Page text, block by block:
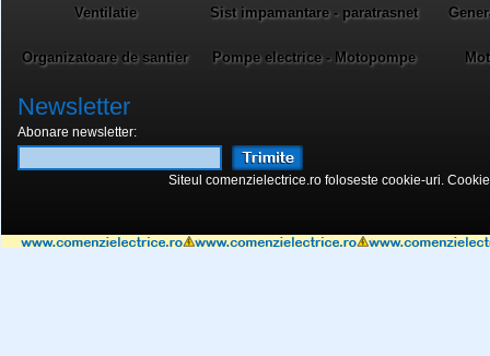
Ventilatie Sist impamantare - paratrasnet
Organizatoare de santier Pompe electrice - Motopompe
Newsletter
Abonare newsletter:
Siteul comenzielectrice.ro foloseste cookie-uri.